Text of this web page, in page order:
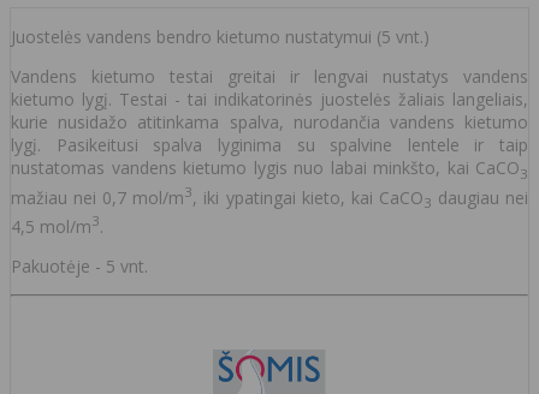
Juostelės vandens bendro kietumo nustatymui (5 vnt.)
Vandens kietumo testai greitai ir lengvai nustatys vandens
kietumo lygį. Testai - tai indikatorinės juostelės žaliais langeliais,
kurie nusidažo atitinkama spalva, nurodančia vandens kietumo
lygį. Pasikeitusi spalva lyginima su spalvine lentele ir taip
nustatomas vandens kietumo lygis nuo labai minkšto, kai CaCO3
mažiau nei 0,7 mol/m3, iki ypatingai kieto, kai CaCO3 daugiau nei
4,5 mol/m3.
Pakuotėje - 5 vnt.